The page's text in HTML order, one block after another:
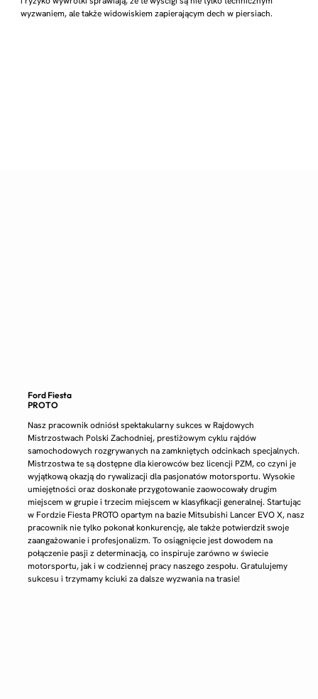
wyzwaniem, ale także widowiskiem zapierającym dech w piersiach.
Ford Fiesta
PROTO
Nasz pracownik odniósł spektakularny sukces w Rajdowych
Mistrzostwach Polski Zachodniej, prestiżowym cyklu rajdów
samochodowych rozgrywanych na zamkniętych odcinkach specjalnych.
Mistrzostwa te są dostępne dla kierowców bez licencji PZM, co czyni je
wyjątkową okazją do rywalizacji dla pasjonatów motorsportu. Wysokie
umiejętności oraz doskonałe przygotowanie zaowocowały drugim
miejscem w grupie i trzecim miejscem w klasyfikacji generalnej. Startując
w Fordzie Fiesta PROTO opartym na bazie Mitsubishi Lancer EVO X, nasz
pracownik nie tylko pokonał konkurencję, ale także potwierdził swoje
zaangażowanie i profesjonalizm. To osiągnięcie jest dowodem na
połączenie pasji z determinacją, co inspiruje zarówno w świecie
motorsportu, jak i w codziennej pracy naszego zespołu. Gratulujemy
sukcesu i trzymamy kciuki za dalsze wyzwania na trasie!